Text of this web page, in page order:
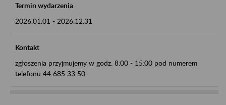
Termin wydarzenia
2026.01.01 - 2026.12.31
Kontakt
zgłoszenia przyjmujemy w godz. 8:00 - 15:00 pod numerem
telefonu 44 685 33 50